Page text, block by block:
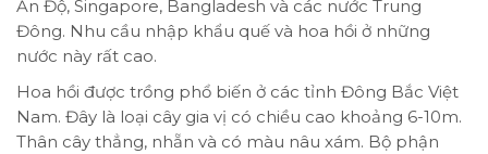
Ấn Độ, Singapore, Bangladesh và các nước Trung
Đông. Nhu cầu nhập khẩu quế và hoa hồi ở những
nước này rất cao.
Hoa hồi được trồng phổ biến ở các tỉnh Đông Bắc Việt
Nam. Đây là loại cây gia vị có chiều cao khoảng 6-10m.
Thân cây thẳng, nhẵn và có màu nâu xám. Bộ phận